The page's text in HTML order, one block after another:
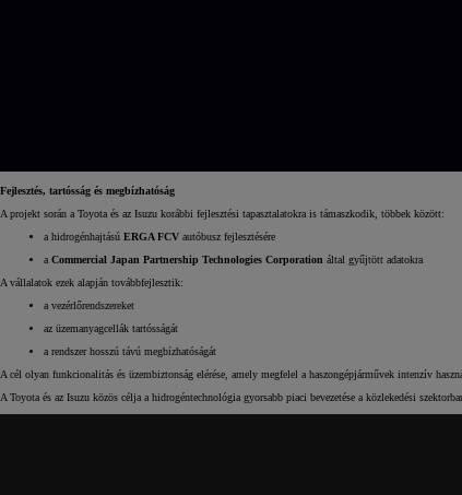
Fejlesztés, tartósság és megbízhatóság
A projekt során a Toyota és az Isuzu korábbi fejlesztési tapasztalatokra is támaszkodik, többek között:
a hidrogénhajtású ERGA FCV autóbusz fejlesztésére
a Commercial Japan Partnership Technologies Corporation által gyűjtött adatokra
A vállalatok ezek alapján továbbfejlesztik:
a vezérlőrendszereket
az üzemanyagcellák tartósságát
a rendszer hosszú távú megbízhatóságát
A cél olyan funkcionalitás és üzembiztonság elérése, amely megfelel a haszongépjárművek intenzív
A Toyota és az Isuzu közös célja a hidrogéntechnológia gyorsabb piaci bevezetése a közlekedési